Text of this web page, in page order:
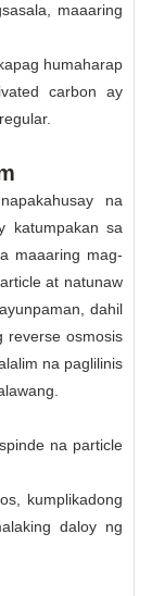
maaaring
humaharap
carbon ay
na
katumpakan sa
maaaring mag-
at natunaw
dahil
reverse osmosis
na paglilinis
na particle
kumplikadong
daloy ng